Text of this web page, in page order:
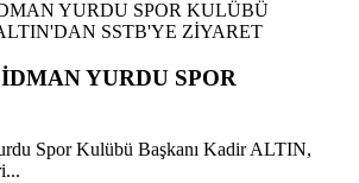
YURDU SPOR
Spor Kulübü Başkanı Kadir ALTIN,